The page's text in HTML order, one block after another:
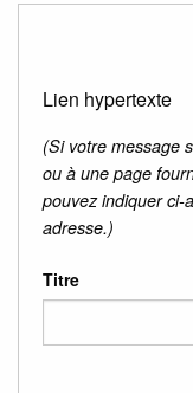
Lien hypertexte
(Si votre message
ou à une page
pouvez indiquer ci-
adresse.)
Titre